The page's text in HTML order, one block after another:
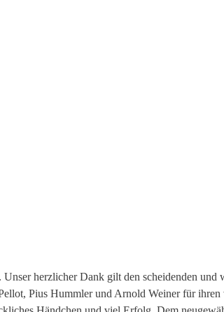
herzlicher Dank gilt den scheidenden
Pius Hummler und Arnold Weiner für